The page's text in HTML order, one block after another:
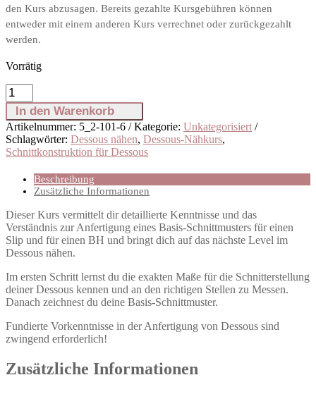
den Kurs abzusagen. Bereits gezahlte Kursgebühren können
entweder mit einem anderen Kurs verrechnet oder zurückgezahlt
werden.
Vorrätig
Schnittkonstruktion
für
Dessous:
22.
+
23.
2026
Menge
In den Warenkorb
Artikelnummer: 5_2-101-6 Kategorie: Unkategorisiert
Schlagwörter: Dessous nähen, Dessous-Nähkurs,
Schnittkonstruktion für Dessous
Beschreibung
Zusätzliche Informationen
Dieser Kurs vermittelt dir detaillierte Kenntnisse und das
Verständnis zur Anfertigung eines Basis-Schnittmusters für einen
Slip und für einen BH und bringt dich auf das nächste Level im
Dessous nähen.
Im ersten Schritt lernst du die exakten Maße für die Schnitterstellung
deiner Dessous kennen und an den richtigen Stellen zu Messen.
Danach zeichnest du deine Basis-Schnittmuster.
Fundierte Vorkenntnisse in der Anfertigung von Dessous sind
zwingend erforderlich!
Zusätzliche Informationen